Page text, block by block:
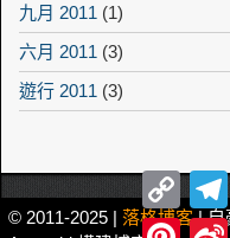
九月 2011 (1)
六月 2011 (3)
遊行 2011 (3)
© 2011-2025 | 落格博客| 自
Copy
Link